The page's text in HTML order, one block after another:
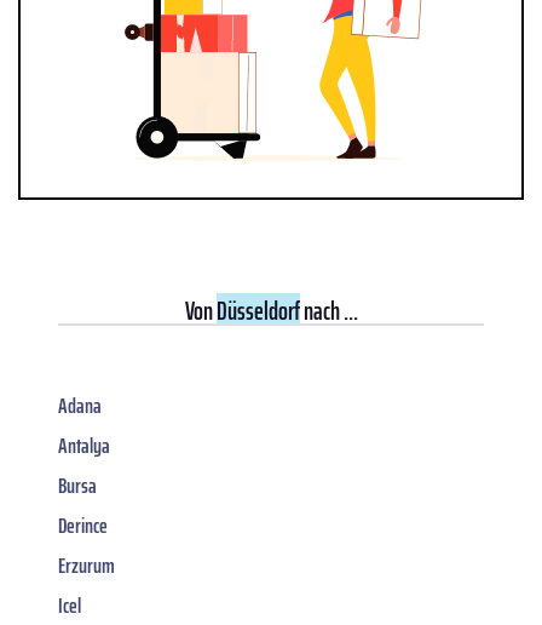
VonDüsseldorfnach ...
Adana
Antalya
Bursa
Derince
Erzurum
Icel